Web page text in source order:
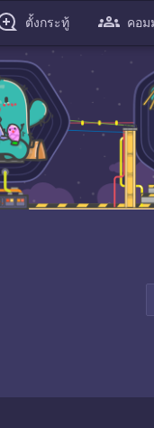
ตั้งกระทู้ คอม